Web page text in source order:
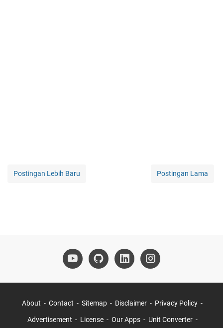
Postingan Lebih Baru Postingan Lama
About Contact Sitemap Disclaimer Privacy Policy
Advertisement License Our Apps Unit Converter